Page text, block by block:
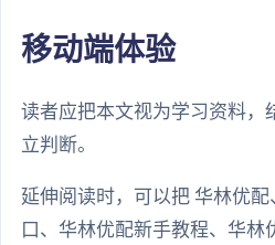
移动端体验
读者应把本文视为学习资料，
立判断。
延伸阅读时，可以把 华林优
口、华林优配新手教程、华林